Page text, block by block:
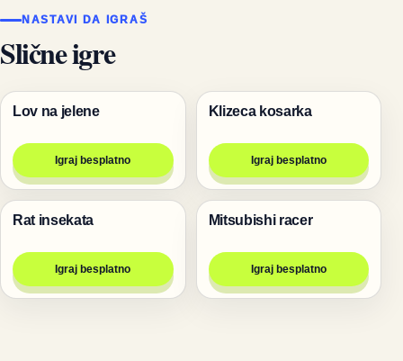
NASTAVI DA IGRAŠ
Slične igre
Pucanje
Lov na jelene
Igraj besplatno
Igre
Klizeca kosarka
Igraj besplatno
Igre
Rat insekata
Igraj besplatno
Trke
Mitsubishi racer
Igraj besplatno